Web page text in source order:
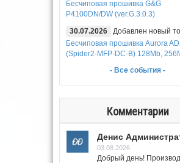
Бесчиповая прошивка G&G
P4100DN/DW (ver.G.3.0.3)
30.07.2026
Добавлен новый
Бесчиповая прошивка Aurora
(Spider2-MFP-DC-B) 128Mb,
- Все события -
Комментарии
Денис
03.08.2026
Добрый день!